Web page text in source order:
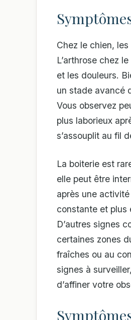
Chez le chien,
L’arthrose chez
et les douleurs.
un stade avancé
Vous observez
plus laborieux
s’assouplit au fil
La boiterie est
elle peut être
après une
constante et plus
D’autres signes
certaines zones
fraîches ou au
signes à
d’affiner votre